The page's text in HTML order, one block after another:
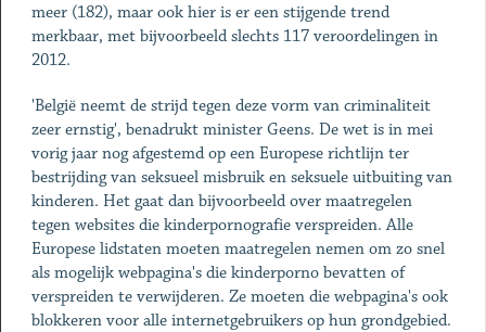
meer (182), maar ook hier is er een stijgende trend
merkbaar, met bijvoorbeeld slechts 117 veroordelingen in
2012.
'België neemt de strijd tegen deze vorm van criminaliteit
zeer ernstig', benadrukt minister Geens. De wet is in mei
vorig jaar nog afgestemd op een Europese richtlijn ter
bestrijding van seksueel misbruik en seksuele uitbuiting van
kinderen. Het gaat dan bijvoorbeeld over maatregelen
tegen websites die kinderpornografie verspreiden. Alle
Europese lidstaten moeten maatregelen nemen om zo snel
als mogelijk webpagina's die kinderporno bevatten of
verspreiden te verwijderen. Ze moeten die webpagina's ook
blokkeren voor alle internetgebruikers op hun grondgebied.